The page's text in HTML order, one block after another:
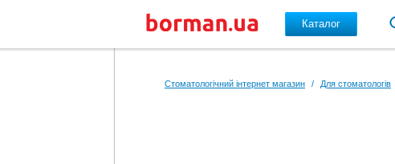
Каталог
Стоматологічний інтернет магазин / Для стоматологів